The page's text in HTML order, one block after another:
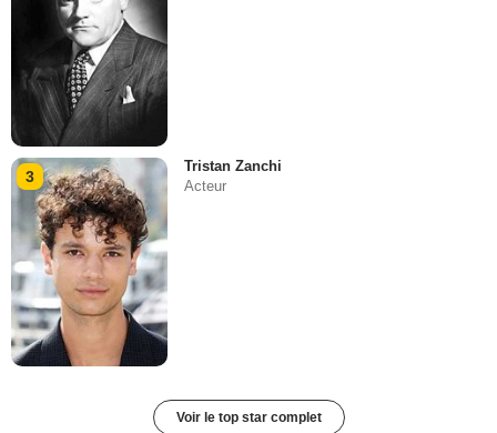
3
Tristan Zanchi
Acteur
Voir le top star complet